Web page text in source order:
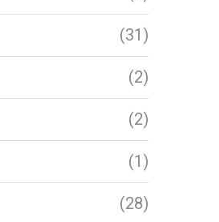
(31)
(2)
(2)
(1)
(28)